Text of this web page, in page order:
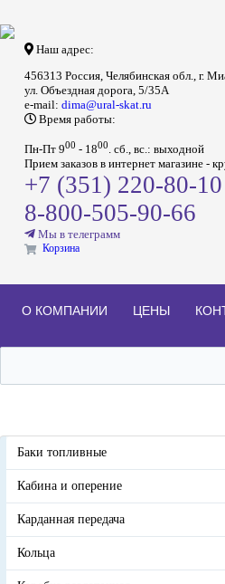
Наш адрес:
456313 Россия, Челябинская обл., г.
ул. Объездная дорога, 5/35А
e-mail: dima@ural-skat.ru
Время работы:
Пн-Пт 900 - 1800. сб., вс.: выходной
Прием заказов в интернет магазине -
+7 (351) 220-80-10
8-800-505-90-66
Мы в телеграмм
Корзина
О КОМПАНИИ ЦЕНЫ
Баки топливные
Кабина и оперение
Карданная передача
Кольца